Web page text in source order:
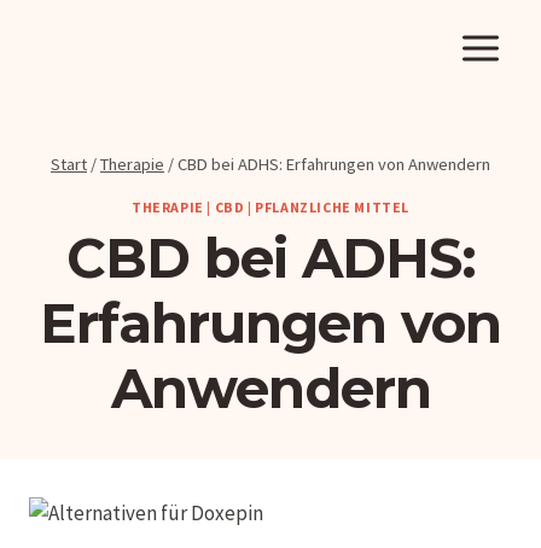
Start /Therapie /CBD bei ADHS: Erfahrungen von Anwendern
THERAPIE | CBD | PFLANZLICHE MITTEL
CBD bei ADHS:
Erfahrungen von
Anwendern